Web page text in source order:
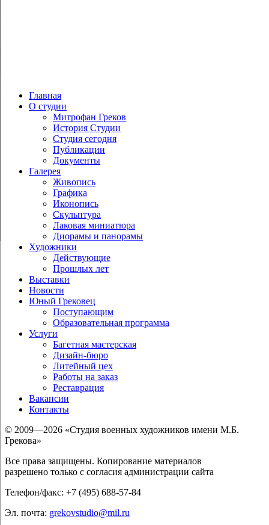
Главная
О студии
Митрофан Греков
История Студии
Студия сегодня
Публикации
Документы
Галерея
Живопись
Графика
Иконопись
Скульптура
Лаковая миниатюра
Диорамы и панорамы
Художники
Действующие
Прошлых лет
Выставки
Новости
Юный Грековец
Поступающим
Образовательная программа
Услуги
Багетная мастерская
Дизайн-бюро
Литейный цех
Работы на заказ
Реставрация
Вакансии
Контакты
© 2009—2026 «Студия военных художников имени М.Б.
Грекова»
Все права защищены. Копирование материалов
разрешено только с согласия администрации сайта
Телефон/факс: +7 (495) 688-57-84
Эл. почта: grekovstudio@mil.ru